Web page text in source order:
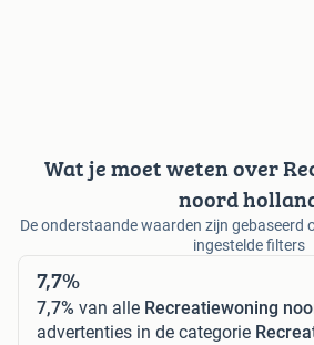
Wat je moet weten over
noord
De onderstaande waarden zijn gebaseerd
ingestelde filters
7,7%
7,7% van alle Recreatiewoning
advertenties in de categorie